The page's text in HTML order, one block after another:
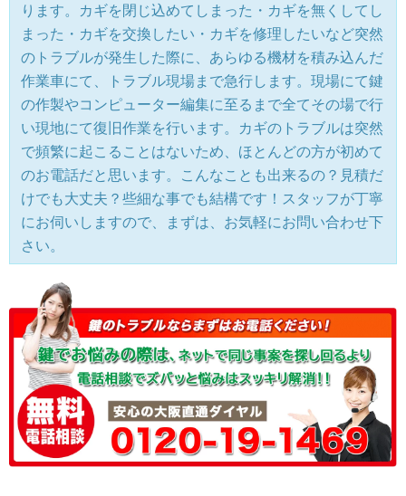
ります。カギを閉じ込めてしまった・カギを無くしてし
まった・カギを交換したい・カギを修理したいなど突然
のトラブルが発生した際に、あらゆる機材を積み込んだ
作業車にて、トラブル現場まで急行します。現場にて鍵
の作製やコンピューター編集に至るまで全てその場で行
い現地にて復旧作業を行います。カギのトラブルは突然
で頻繁に起こることはないため、ほとんどの方が初めて
のお電話だと思います。こんなことも出来るの？見積だ
けでも大丈夫？些細な事でも結構です！スタッフが丁寧
にお伺いしますので、まずは、お気軽にお問い合わせ下
さい。